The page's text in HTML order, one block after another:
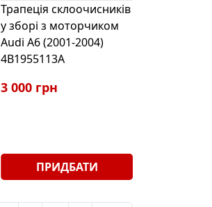
Трапеція склоочисників
у зборі з моторчиком
Audi A6 (2001-2004)
4B1955113A
3 000 грн
ПРИДБАТИ